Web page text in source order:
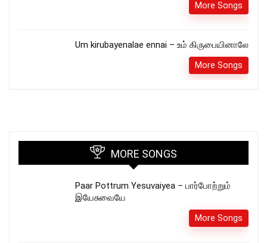
More Songs
Um kirubayenalae ennai – உம் கிருபையினாலே
More Songs
MORE SONGS
Paar Pottrum Yesuvaiyea – பார்போற்றும்
இயேசுவையே
More Songs